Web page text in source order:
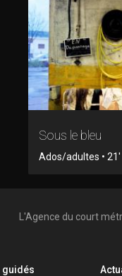
Sous le bleu
Ados/adultes • 21'
L'Agence du court
guidés